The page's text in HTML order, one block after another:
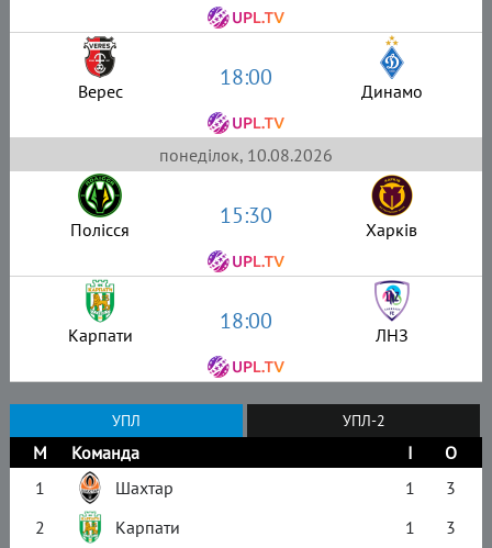
Верес 18:00 Динамо
понеділок, 10.08.2026
Полісся 15:30 Харків
Карпати 18:00 ЛНЗ
УПЛ УПЛ-2
М Команда І
О
1
Шахтар 1
3
2
Карпати 1
3